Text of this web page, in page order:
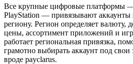
Все крупные цифровые платформы
PlayStation — привязывают аккаунты
региону. Регион определяет валюту,
цены, ассортимент приложений и
работает региональная привязка,
грамотно выбирать аккаунт под
вроде payclarus.